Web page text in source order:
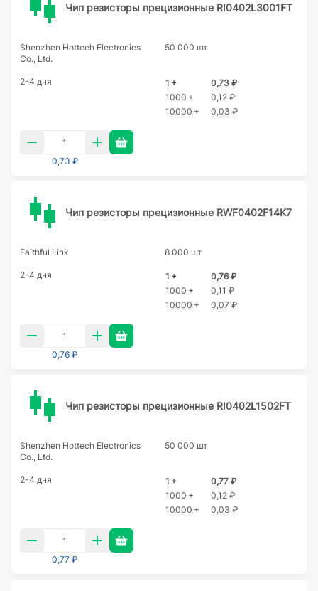
Чип резисторы прецизионные RI0402L3001FT
Shenzhen Hottech Electronics
Co., Ltd.
50 000 шт
2-4 дня 1 +
0,73 ₽
1000 +
0,12 ₽
10000 +
0,03 ₽
0,73 ₽
Чип резисторы прецизионные RWF0402F14K7
Faithful Link 8 000 шт
2-4 дня 1 +
0,76 ₽
1000 +
0,11 ₽
10000 +
0,07 ₽
0,76 ₽
Чип резисторы прецизионные RI0402L1502FT
Shenzhen Hottech Electronics
Co., Ltd.
50 000 шт
2-4 дня 1 +
0,77 ₽
1000 +
0,12 ₽
10000 +
0,03 ₽
0,77 ₽